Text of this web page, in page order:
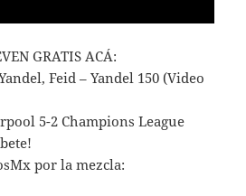
GRATIS ACÁ:
Feid – Yandel 150 (Video
5-2 Champions League
por la mezcla: